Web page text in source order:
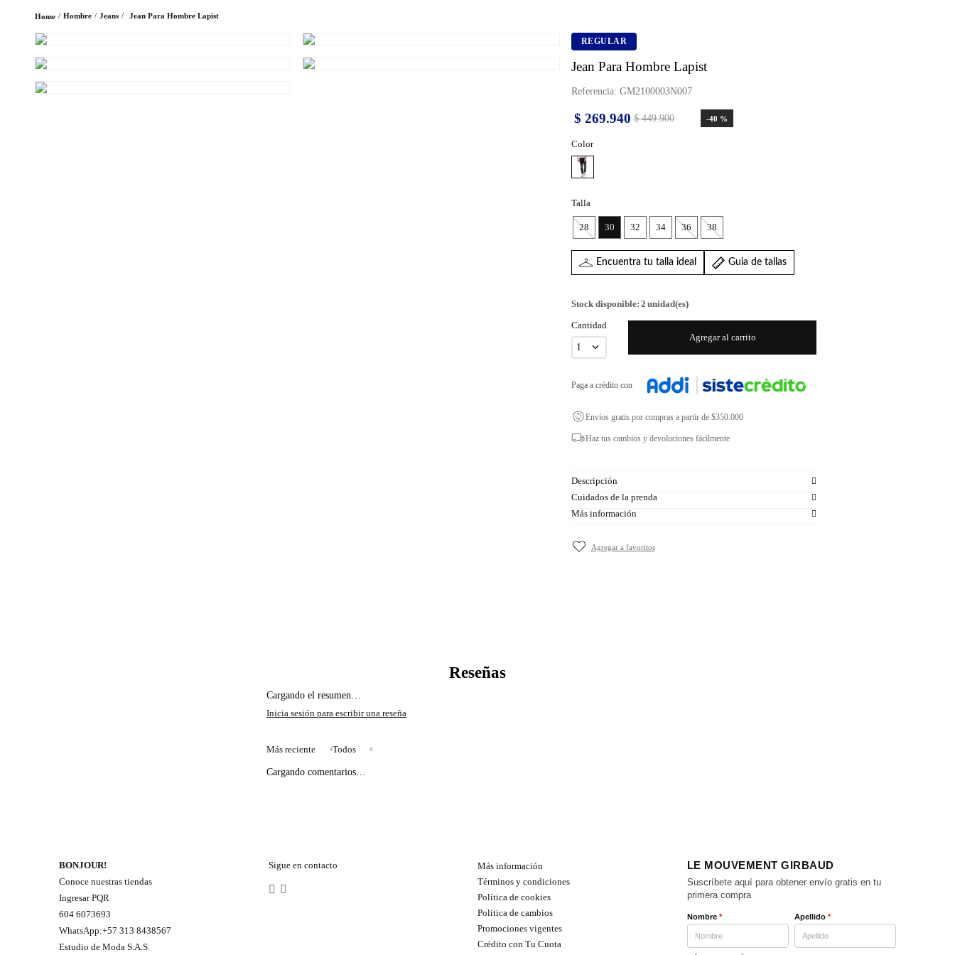
Hombre Jeans Jean Para Hombre Lapist
REGULAR
Jean Para Hombre Lapist
Referencia: GM2100003N007
$ 449.900
$ 269.940 -40 %
Color
Talla
28 30 32 34 36 38
Encuentra tu talla ideal Guia de tallas
Stock disponible: 2 unidad(es)
Cantidad
1
Agregar al carrito
Paga a crédito con
Envíos gratis por compras a partir de $350.000
Haz tus cambios y devoluciones fácilmente
Descripción
Cuidados de la prenda
Más información
Cargando el resumen…
Más reciente Todos
Cargando comentarios…
BONJOUR!
Conoce nuestras tiendas
Ingresar PQR
604 6073693
WhatsApp:+57 313 8438567
Estudio de Moda S.A.S.
Sigue en contacto
Más información
Términos y condiciones
Política de cookies
Politica de cambios
Promociones vigentes
Crédito con Tu Cuota
LE MOUVEMENT GIRBAUD
Suscríbete aquí para obtener envío gratis en tu
primera compra
Nombre* Apellido*